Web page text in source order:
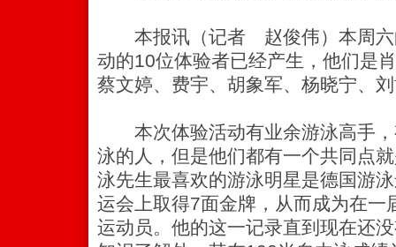
本报讯（记者 赵俊伟）本周六
动的10位体验者已经产生，他们是
蔡文婷、费宇、胡象军、杨晓宁、
本次体验活动有业余游泳高手，
泳的人，但是他们都有一个共同点
泳先生最喜欢的游泳明星是德国游
运会上取得7面金牌，从而成为在一
运动员。他的这一记录直到现在还